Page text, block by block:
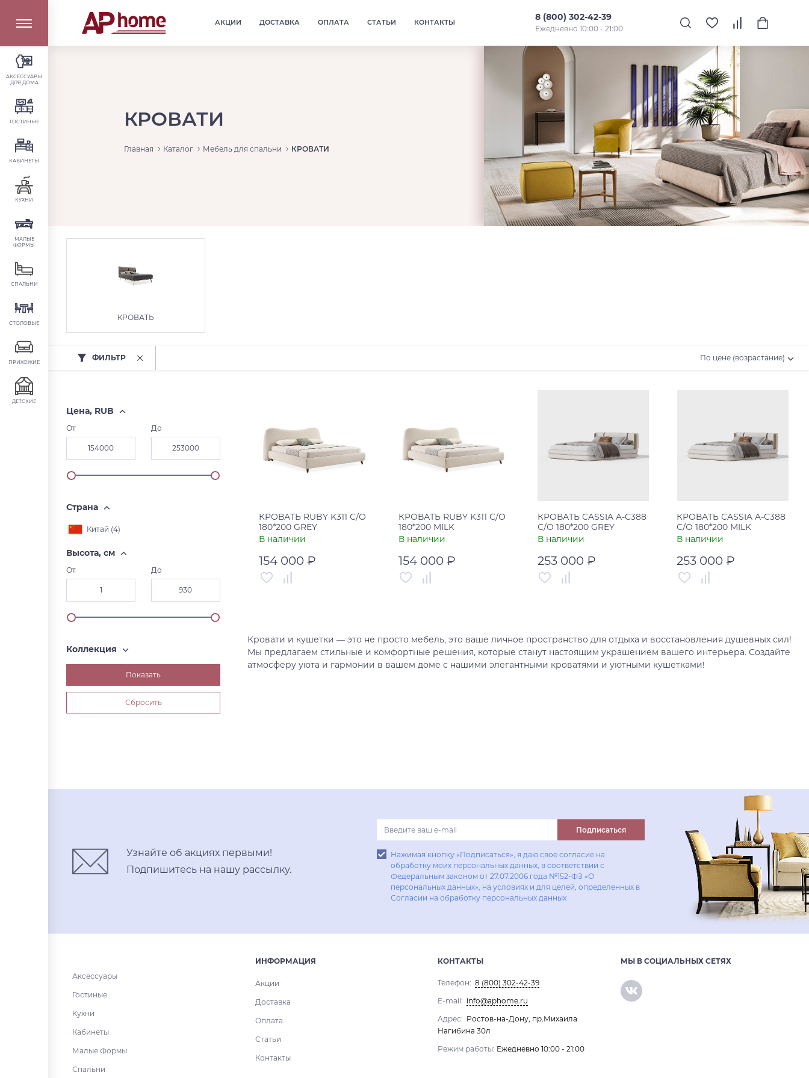
АКЦИИ ДОСТАВКА ОПЛАТА СТАТЬИ КОНТАКТЫ 8 (800) 302-42-39
Ежедневно 10:00 - 21:00
АКСЕССУАРЫ
ДЛЯ ДОМА
ГОСТИНЫЕ
КАБИНЕТЫ
КУХНИ
МАЛЫЕ
ФОРМЫ
СПАЛЬНИ
СТОЛОВЫЕ
ПРИХОЖИЕ
ДЕТСКИЕ
КРОВАТИ
Главная Каталог Мебель для спальни КРОВАТИ
КРОВАТЬ
ФИЛЬТР По цене (возрастание)
Цена, RUB
От До
Страна
Китай (4)
Высота, см
От До
Коллекция
КРОВАТЬ RUBY K311 С/О
180*200 GREY
В наличии
154 000 ₽
В корзину
Купить в один клик
КРОВАТЬ RUBY K311 С/О
180*200 MILK
В наличии
154 000 ₽
В корзину
Купить в один клик
КРОВАТЬ CASSIA A-C388
С/О 180*200 GREY
В наличии
253 000 ₽
В корзину
Купить в один клик
КРОВАТЬ CASSIA A-C388
С/О 180*200 MILK
В наличии
253 000 ₽
В корзину
Купить в один клик
Кровати и кушетки — это не просто мебель, это ваше личное пространство для отдыха и восстановления душевных сил!
Мы предлагаем стильные и комфортные решения, которые станут настоящим украшением вашего интерьера. Создайте
атмосферу уюта и гармонии в вашем доме с нашими элегантными кроватями и уютными кушетками!
Узнайте об акциях первыми!
Подпишитесь на нашу рассылку.
Подписаться
Нажимая кнопку «Подписаться», я даю свое согласие на
обработку моих персональных данных, в соответствии с
Федеральным законом от 27.07.2006 года №152-ФЗ «О
персональных данных», на условиях и для целей, определенных в
Согласии на обработку персональных данных
Аксессуары
Гостиные
Кухни
Кабинеты
Малые Формы
Спальни
ИНФОРМАЦИЯ
Акции
Доставка
Оплата
Статьи
Контакты
КОНТАКТЫ
Телефон: 8 (800) 302-42-39
E-mail: info@aphome.ru
Адрес: Ростов-на-Дону, пр.Михаила
Нагибина 30л
Режим работы: Ежедневно 10:00 - 21:00
МЫ В СОЦИАЛЬНЫХ СЕТЯХ